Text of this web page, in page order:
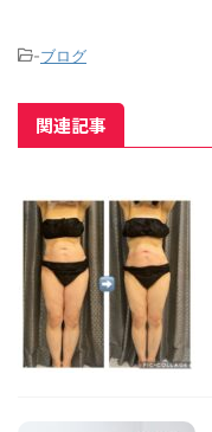
-ブログ
関連記事